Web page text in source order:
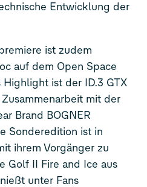
Entwicklung der
ist zudem
auf dem Open Space
Highlight ist der ID.3 GTX
mit der
Brand BOGNER
Sonderedition ist in
ihrem Vorgänger zu
Golf II Fire and Ice aus
unter Fans